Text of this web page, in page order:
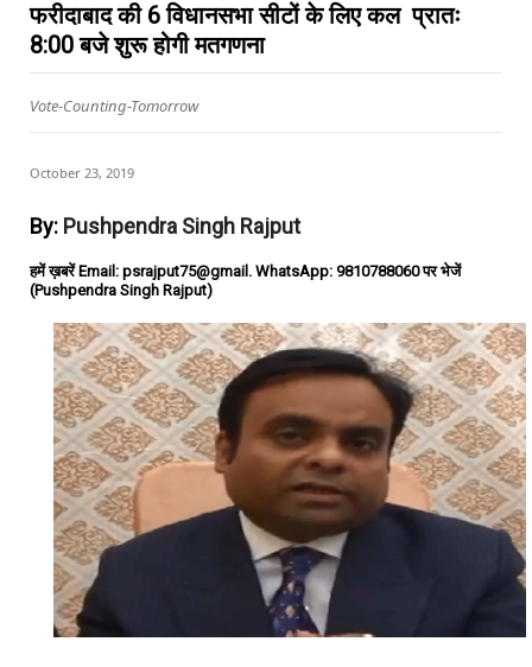
फरीदाबाद की 6 विधानसभा सीटों के लिए कल प्रातः
8:00 बजे शुरू होगी मतगणना
Vote-Counting-Tomorrow
October 23, 2019
By: Pushpendra Singh Rajput
हमें ख़बरें Email: psrajput75@gmail. WhatsApp: 9810788060 पर भेजें
(Pushpendra Singh Rajput)